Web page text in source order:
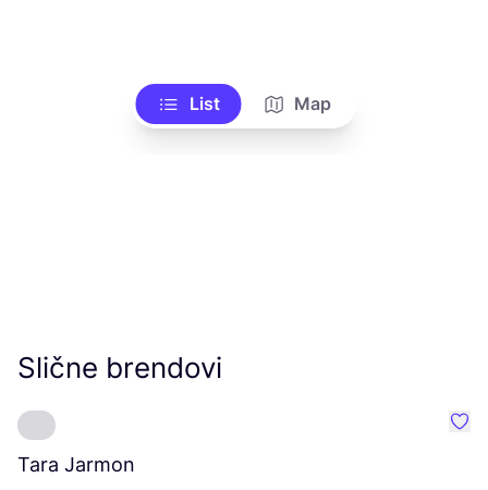
List Map
Slične brendovi
Tara Jarmon